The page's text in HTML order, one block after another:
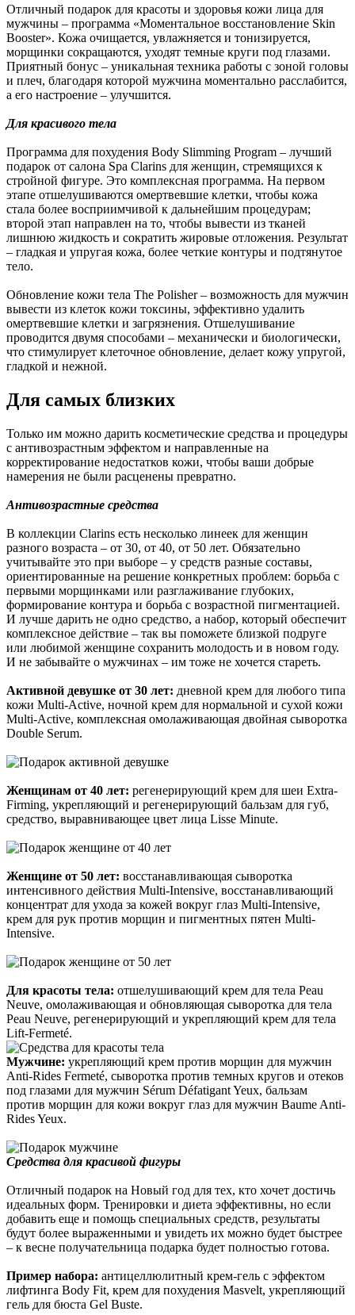
Отличный подарок для красоты и здоровья кожи лица для
мужчины – программа «Моментальное восстановление Skin
Booster». Кожа очищается, увлажняется и тонизируется,
морщинки сокращаются, уходят темные круги под глазами.
Приятный бонус – уникальная техника работы с зоной головы
и плеч, благодаря которой мужчина моментально расслабится,
а его настроение – улучшится.
Для красивого тела
Программа для похудения Body Slimming Program – лучший
подарок от салона Spa Clarins для женщин, стремящихся к
стройной фигуре. Это комплексная программа. На первом
этапе отшелушиваются омертвевшие клетки, чтобы кожа
стала более восприимчивой к дальнейшим процедурам;
второй этап направлен на то, чтобы вывести из тканей
лишнюю жидкость и сократить жировые отложения. Результат
– гладкая и упругая кожа, более четкие контуры и подтянутое
тело.
Обновление кожи тела The Polisher – возможность для мужчин
вывести из клеток кожи токсины, эффективно удалить
омертвевшие клетки и загрязнения. Отшелушивание
проводится двумя способами – механически и биологически,
что стимулирует клеточное обновление, делает кожу упругой,
гладкой и нежной.
Для самых близких
Только им можно дарить косметические средства и процедуры
с антивозрастным эффектом и направленные на
корректирование недостатков кожи, чтобы ваши добрые
намерения не были расценены превратно.
Антивозрастные средства
В коллекции Clarins есть несколько линеек для женщин
разного возраста – от 30, от 40, от 50 лет. Обязательно
учитывайте это при выборе – у средств разные составы,
ориентированные на решение конкретных проблем: борьба с
первыми морщинками или разглаживание глубоких,
формирование контура и борьба с возрастной пигментацией.
И лучше дарить не одно средство, а набор, который обеспечит
комплексное действие – так вы поможете близкой подруге
или любимой женщине сохранить молодость и в новом году.
И не забывайте о мужчинах – им тоже не хочется стареть.
Активной девушке от 30 лет: дневной крем для любого типа
кожи Multi-Active, ночной крем для нормальной и сухой кожи
Multi-Active, комплексная омолаживающая двойная сыворотка
Double Serum.
Женщинам от 40 лет: регенерирующий крем для шеи Extra-
Firming, укрепляющий и регенерирующий бальзам для губ,
средство, выравнивающее цвет лица Lisse Minute.
Женщине от 50 лет: восстанавливающая сыворотка
интенсивного действия Multi-Intensive, восстанавливающий
концентрат для ухода за кожей вокруг глаз Multi-Intensive,
крем для рук против морщин и пигментных пятен Multi-
Intensive.
Для красоты тела: отшелушивающий крем для тела Peau
Neuve, омолаживающая и обновляющая сыворотка для тела
Peau Neuve, регенерирующий и укрепляющий крем для тела
Lift-Fermeté.
Мужчине: укрепляющий крем против морщин для мужчин
Anti-Rides Fermeté, сыворотка против темных кругов и отеков
под глазами для мужчин Sérum Défatigant Yeux, бальзам
против морщин для кожи вокруг глаз для мужчин Baume Anti-
Rides Yeux.
Средства для красивой фигуры
Отличный подарок на Новый год для тех, кто хочет достичь
идеальных форм. Тренировки и диета эффективны, но если
добавить еще и помощь специальных средств, результаты
будут более выраженными и увидеть их можно будет быстрее
– к весне получательница подарка будет полностью готова.
Пример набора: антицеллюлитный крем-гель с эффектом
лифтинга Body Fit, крем для похудения Masvelt, укрепляющий
гель для бюста Gel Buste.